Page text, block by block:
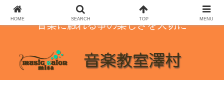
音楽に触れる事の楽しさを大切に
HOME SEARCH TOP MENU